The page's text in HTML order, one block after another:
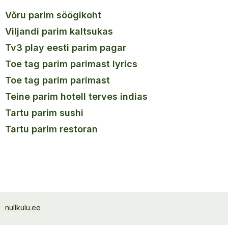
võru parim söögikoht
viljandi parim kaltsukas
tv3 play eesti parim pagar
toe tag parim parimast lyrics
toe tag parim parimast
teine parim hotell terves indias
tartu parim sushi
tartu parim restoran
nullkulu.ee